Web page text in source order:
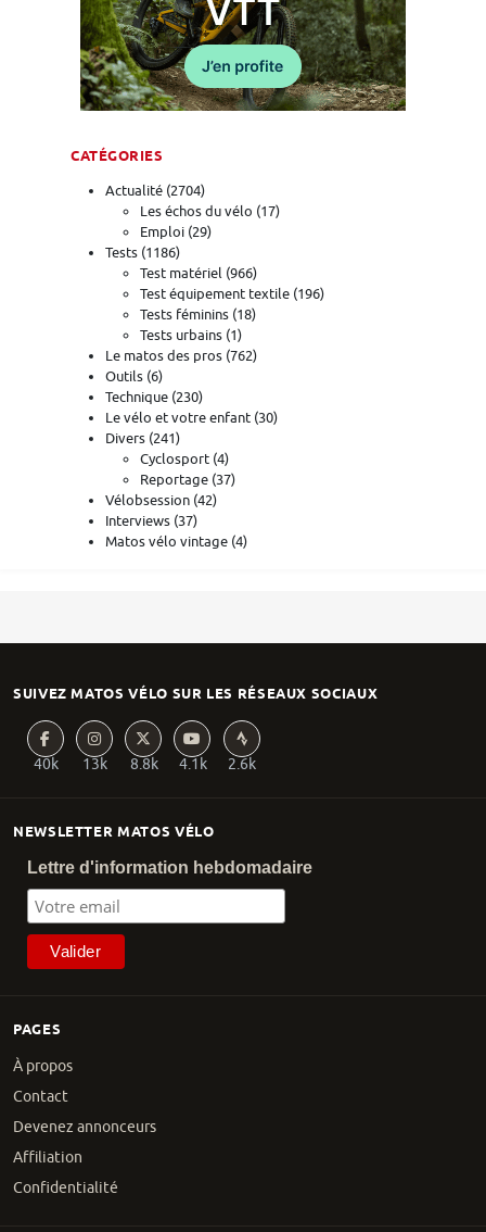
CATÉGORIES
Actualité (2704)
Les échos du vélo (17)
Emploi (29)
Tests (1186)
Test matériel (966)
Test équipement textile (196)
Tests féminins (18)
Tests urbains (1)
Le matos des pros (762)
Outils (6)
Technique (230)
Le vélo et votre enfant (30)
Divers (241)
Cyclosport (4)
Reportage (37)
Vélobsession (42)
Interviews (37)
Matos vélo vintage (4)
PAGES
À propos
Contact
Devenez annonceurs
Affiliation
Confidentialité
NEWSLETTER MATOS VÉLO
Lettre d'information hebdomadaire
SUIVEZ MATOS VÉLO SUR LES RÉSEAUX SOCIAUX
40k 13k 8.8k 4.1k 2.6k